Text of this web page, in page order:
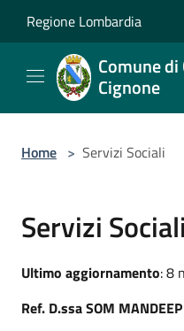
Regione Lombardia
Comune
Cignone
Home > Servizi Sociali
Servizi Sociali
Ultimo aggiornamento: 8
Ref. D.ssa SOM MANDEEP